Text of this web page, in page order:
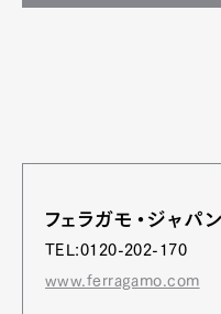
フェラガモ・ジャパン
TEL:0120-202-170
www.ferragamo.com